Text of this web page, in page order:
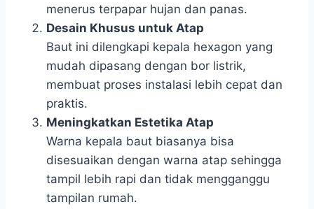
menerus terpapar hujan dan panas.
Desain Khusus untuk Atap
Baut ini dilengkapi kepala hexagon yang
mudah dipasang dengan bor listrik,
membuat proses instalasi lebih cepat dan
praktis.
Meningkatkan Estetika Atap
Warna kepala baut biasanya bisa
disesuaikan dengan warna atap sehingga
tampil lebih rapi dan tidak mengganggu
tampilan rumah.